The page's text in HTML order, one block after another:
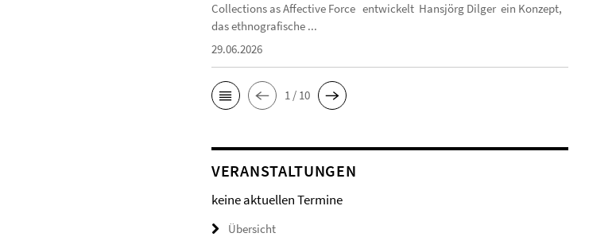
Collections as Affective Force entwickelt Hansjörg Dilger ein Konzept,
das ethnografische ...
29.06.2026
1 / 10
VERANSTALTUNGEN
keine aktuellen Termine
Übersicht